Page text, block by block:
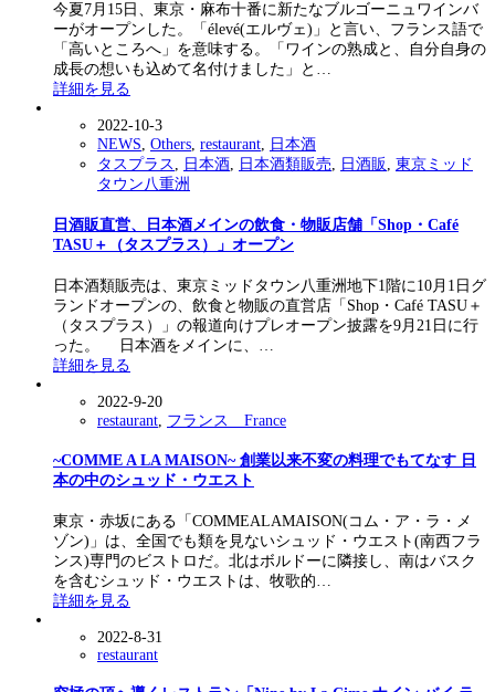
今夏7月15日、東京・麻布十番に新たなブルゴーニュワインバ
ーがオープンした。「élevé(エルヴェ)」と言い、フランス語で
「高いところへ」を意味する。「ワインの熟成と、自分自身の
成長の想いも込めて名付けました」と…
詳細を見る
2022-10-3
NEWS, Others, restaurant, 日本酒
タスプラス , 日本酒, 日本酒類販売, 日酒販 , 東京ミッド
タウン八重洲
日酒販直営、日本酒メインの飲食・物販店舗「Shop・Café
TASU＋（タスプラス）」オープン
日本酒類販売は、東京ミッドタウン八重洲地下1階に10月1日グ
ランドオープンの、飲食と物販の直営店「Shop・Café TASU＋
（タスプラス）」の報道向けプレオープン披露を9月21日に行
った。 日本酒をメインに、…
詳細を見る
2022-9-20
restaurant フランス France
~COMME A LA MAISON~ 創業以来不変の料理でもてなす 日
本の中のシュッド・ウエスト
東京・赤坂にある「COMMEALAMAISON(コム・ア・ラ・メ
ゾン)」は、全国でも類を見ないシュッド・ウエスト(南西フラ
ンス)専門のビストロだ。北はボルドーに隣接し、南はバスク
を含むシュッド・ウエストは、牧歌的…
詳細を見る
2022-8-31
restaurant